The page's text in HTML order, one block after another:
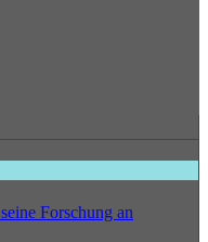
Forschung an